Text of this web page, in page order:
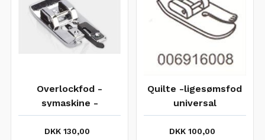
Overlockfod -
symaskine -
universal 7mm.
DKK 130,00
Quilte -ligesømsfod
universal
DKK 100,00